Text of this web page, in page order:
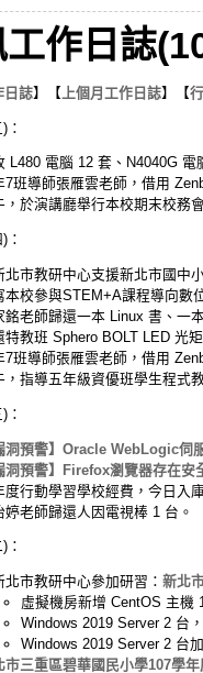
作日誌
日誌】【 上個月工作日誌】【
：
L480 電腦 12 套、N4040G 電
7班導師張雁雲老師，借用
，於演講廳舉行本校期末校務
：
北市教研中心支援新北市國中
本校參與STEM+A課程導向數
銘老師歸還一本 Linux 書、一
特教班 Sphero BOLT LED 光
7班導師張雁雲老師，借用
，指導五年級資優班學生程式
：
洞預警】Oracle WebLogic伺
洞預警】Firefox瀏覽器存在
度行動學習學校經費，今日入
婷老師歸還人因電視棒 1 台。
：
北市教研中心參加研習： 新北
虛擬機房新增 CentOS 主機
Windows 2019 Server 2 台
Windows 2019 Server 2 台
市三重區碧華國民小學107學